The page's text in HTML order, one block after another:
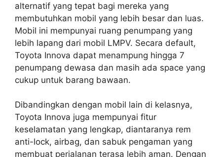
alternatif yang tepat bagi mereka yang
membutuhkan mobil yang lebih besar dan luas.
Mobil ini mempunyai ruang penumpang yang
lebih lapang dari mobil LMPV. Secara default,
Toyota Innova dapat menampung hingga 7
penumpang dewasa dan masih ada space yang
cukup untuk barang bawaan.
Dibandingkan dengan mobil lain di kelasnya,
Toyota Innova juga mempunyai fitur
keselamatan yang lengkap, diantaranya rem
anti-lock, airbag, dan sabuk pengaman yang
membuat perjalanan terasa lebih aman. Dengan